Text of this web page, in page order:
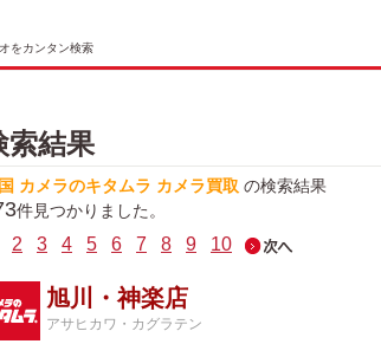
をカンタン検索
索結果
カメラのキタムラ カメラ買取 の検索結果
件見つかりました。
2 3 4 5 6 7 8 9 10
旭川・神楽店
アサヒカワ・カグラテン